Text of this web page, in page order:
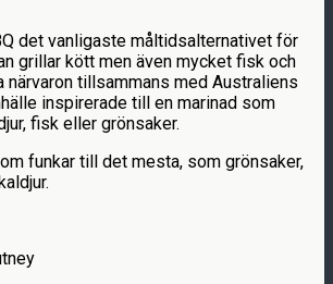
det vanligaste måltidsalternativet för
grillar kött men även mycket fisk och
närvaron tillsammans med Australiens
inspirerade till en marinad som
fisk eller grönsaker.
funkar till det mesta, som grönsaker,